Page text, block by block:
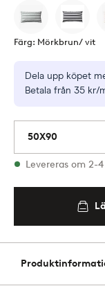
Färg: Mörkbrun/ vit
Dela upp köpet
Betala från 35 kr/
50X90
I lager
Levereras om 2-